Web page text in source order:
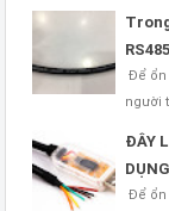
Để ổn
người
ĐÂY
Để ổn